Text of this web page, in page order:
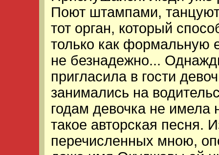
Поют штампами,
тот орган, который
только как формальную
не безнадежно...
пригласила в гости
занимались на
годам девочка не имела
такое авторская песня.
перечисленных мною,